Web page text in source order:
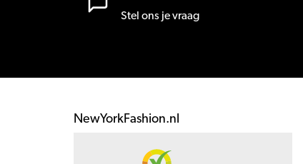
Stel ons je vraag
NewYorkFashion.nl